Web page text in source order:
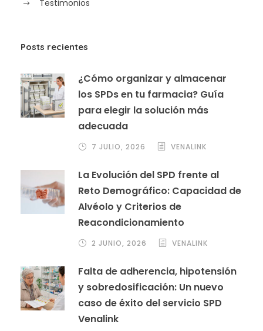
Testimonios
Posts recientes
¿Cómo organizar y almacenar
los SPDs en tu farmacia? Guía
para elegir la solución más
adecuada
7 JULIO, 2026 VENALINK
La Evolución del SPD frente al
Reto Demográfico: Capacidad de
Alvéolo y Criterios de
Reacondicionamiento
2 JUNIO, 2026 VENALINK
Falta de adherencia, hipotensión
y sobredosificación: Un nuevo
caso de éxito del servicio SPD
Venalink